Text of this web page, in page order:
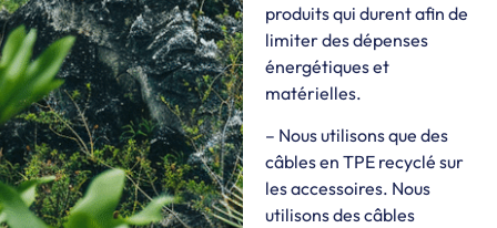
produits qui durent afin de
limiter des dépenses
énergétiques et
matérielles.
– Nous utilisons que des
câbles en TPE recyclé sur
les accessoires. Nous
utilisons des câbles